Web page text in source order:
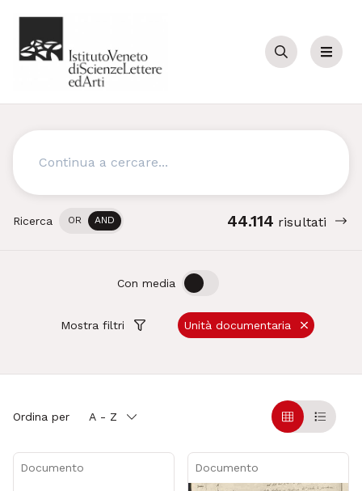
Cerca Menu
Cerca
Ricerca OR AND 44.114 risultati
Mostra filtri Unità documentaria
Con media OFF
Ordina per A - Z
GrigliaTable
Documento Documento